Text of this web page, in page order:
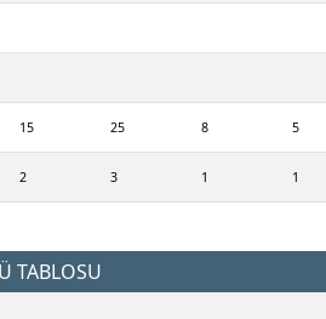
15 25 8 5
2 3 1 1
TABLOSU